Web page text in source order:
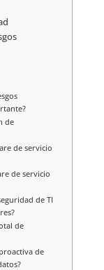
de
de servicio
de servicio
de TI
de
de